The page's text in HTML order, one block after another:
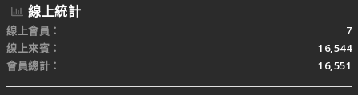
線上統計
線上會員
7
線上來賓
16,544
會員總計
16,551